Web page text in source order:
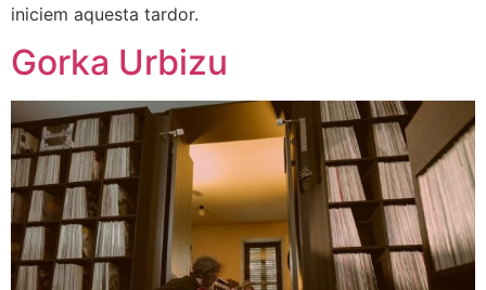
iniciem aquesta tardor.
Gorka Urbizu